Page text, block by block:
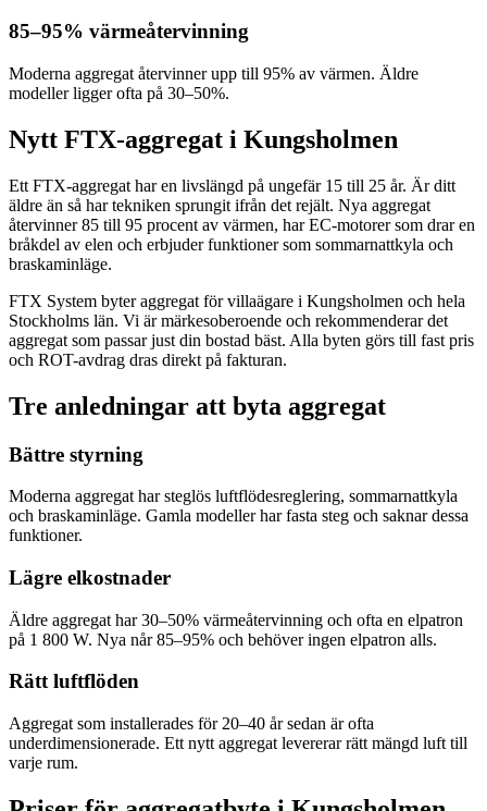
85–95% värmeåtervinning
Moderna aggregat återvinner upp till 95% av värmen. Äldre
modeller ligger ofta på 30–50%.
Nytt FTX-aggregat i Kungsholmen
Ett FTX-aggregat har en livslängd på ungefär 15 till 25 år. Är ditt
äldre än så har tekniken sprungit ifrån det rejält. Nya aggregat
återvinner 85 till 95 procent av värmen, har EC-motorer som drar en
bråkdel av elen och erbjuder funktioner som sommarnattkyla och
braskaminläge.
FTX System byter aggregat för villaägare i Kungsholmen och hela
Stockholms län. Vi är märkesoberoende och rekommenderar det
aggregat som passar just din bostad bäst. Alla byten görs till fast pris
och ROT-avdrag dras direkt på fakturan.
Tre anledningar att byta aggregat
Bättre styrning
Moderna aggregat har steglös luftflödesreglering, sommarnattkyla
och braskaminläge. Gamla modeller har fasta steg och saknar dessa
funktioner.
Lägre elkostnader
Äldre aggregat har 30–50% värmeåtervinning och ofta en elpatron
på 1 800 W. Nya når 85–95% och behöver ingen elpatron alls.
Rätt luftflöden
Aggregat som installerades för 20–40 år sedan är ofta
underdimensionerade. Ett nytt aggregat levererar rätt mängd luft till
varje rum.